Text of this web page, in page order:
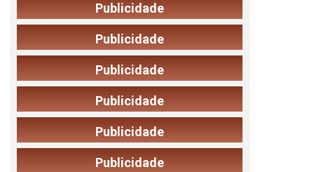
Publicidade
Publicidade
Publicidade
Publicidade
Publicidade
Publicidade